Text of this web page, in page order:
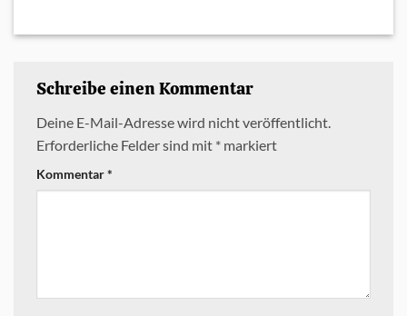
Schreibe einen Kommentar
Deine E-Mail-Adresse wird nicht veröffentlicht.
Erforderliche Felder sind mit * markiert
Kommentar*